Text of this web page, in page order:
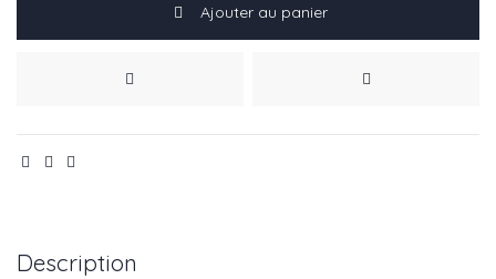
Ajouter au panier
Description